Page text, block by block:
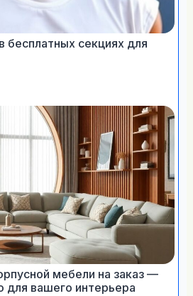
бесплатных секциях для
мебели на заказ —
для вашего интерьера